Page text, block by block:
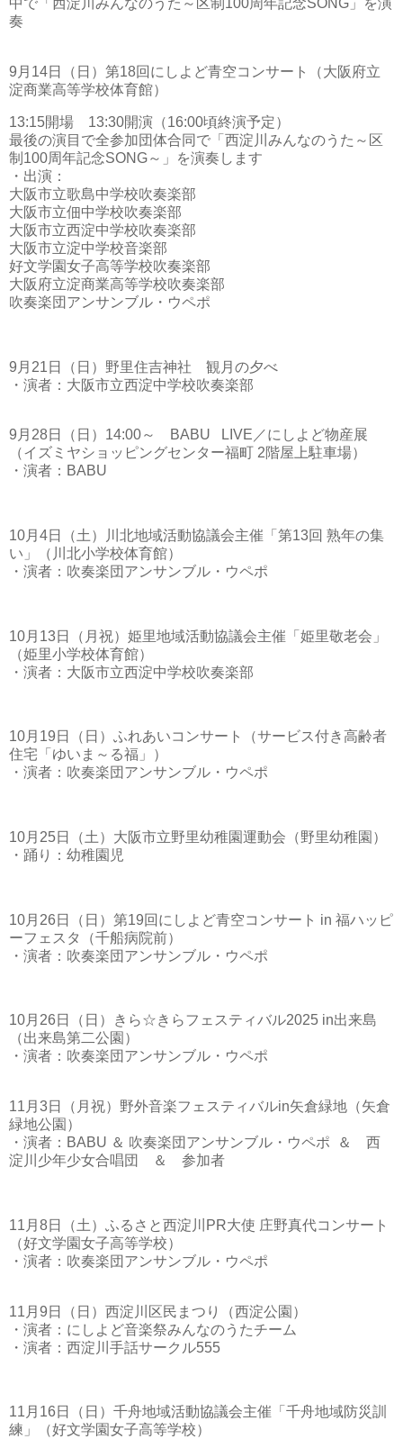
中で「西淀川みんなのうた～区制100周年記念SONG」を演
奏
9月14日（日）第18回にしよど青空コンサート（大阪府立
淀商業高等学校体育館）
13:15開場 13:30開演（16:00頃終演予定）
最後の演目で全参加団体合同で「西淀川みんなのうた～区
制100周年記念SONG～」を演奏します
・出演：
大阪市立歌島中学校吹奏楽部
大阪市立佃中学校吹奏楽部
大阪市立西淀中学校吹奏楽部
大阪市立淀中学校音楽部
好文学園女子高等学校吹奏楽部
大阪府立淀商業高等学校吹奏楽部
吹奏楽団アンサンブル・ウペポ
9月21日（日）野里住吉神社 観月の夕べ
・演者：大阪市立西淀中学校吹奏楽部
9月28日（日）14:00～ BABU LIVE／にしよど物産展
（イズミヤショッピングセンター福町 2階屋上駐車場）
・演者：BABU
10月4日（土）川北地域活動協議会主催「第13回 熟年の集
い」（川北小学校体育館）
・演者：吹奏楽団アンサンブル・ウペポ
10月13日（月祝）姫里地域活動協議会主催「姫里敬老会」
（姫里小学校体育館）
・演者：大阪市立西淀中学校吹奏楽部
10月19日（日）ふれあいコンサート（サービス付き高齢者
住宅「ゆいま～る福」）
・演者：吹奏楽団アンサンブル・ウペポ
10月25日（土）大阪市立野里幼稚園運動会（野里幼稚園）
・踊り：幼稚園児
10月26日（日）第19回にしよど青空コンサート in 福ハッピ
ーフェスタ（千船病院前）
・演者：吹奏楽団アンサンブル・ウペポ
10月26日（日）きら☆きらフェスティバル2025 in出来島
（出来島第二公園）
・演者：吹奏楽団アンサンブル・ウペポ
11月3日（月祝）野外音楽フェスティバルin矢倉緑地（矢倉
緑地公園）
・演者：BABU ＆ 吹奏楽団アンサンブル・ウペポ ＆ 西
淀川少年少女合唱団 ＆ 参加者
11月8日（土）ふるさと西淀川PR大使 庄野真代コンサート
（好文学園女子高等学校）
・演者：吹奏楽団アンサンブル・ウペポ
11月9日（日）西淀川区民まつり（西淀公園）
・演者：にしよど音楽祭みんなのうたチーム
・演者：西淀川手話サークル555
11月16日（日）千舟地域活動協議会主催「千舟地域防災訓
練」（好文学園女子高等学校）